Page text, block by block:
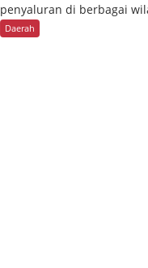
penyaluran di berbagai
Daerah